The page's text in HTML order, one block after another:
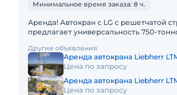
Минимальное время заказа: 8 ч.
Аренда! Автокран с LG с решетчатой
предлагает универсальность 750-
автокрана. LIEBHER
Другие объявления
Аренда автокрана Liebherr
Цена по запросу
Аренда автокрана Liebherr
Цена по запросу